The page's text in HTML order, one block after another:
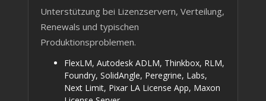
Unterstützung bei Lizenzservern, Verteilung,
Renewals und typischen
Produktionsproblemen.
FlexLM, Autodesk ADLM, Thinkbox, RLM,
Foundry, SolidAngle, Peregrine, Labs,
Next Limit, Pixar LA License App, Maxon